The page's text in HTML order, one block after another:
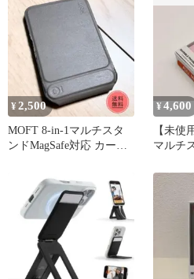
¥2,500
MOFT 8-in-1マルチスタ
ンドMagSafe対応 カード
¥4,600
【未使
マルチ